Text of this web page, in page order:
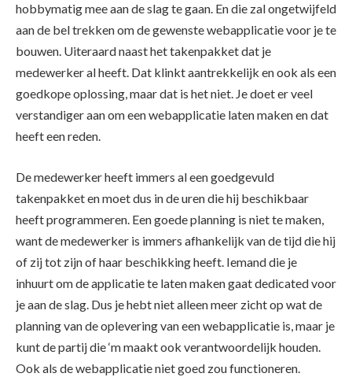
hobbymatig mee aan de slag te gaan. En die zal ongetwijfeld
aan de bel trekken om de gewenste webapplicatie voor je te
bouwen. Uiteraard naast het takenpakket dat je
medewerker al heeft. Dat klinkt aantrekkelijk en ook als een
goedkope oplossing, maar dat is het niet. Je doet er veel
verstandiger aan om een webapplicatie laten maken en dat
heeft een reden.
De medewerker heeft immers al een goedgevuld
takenpakket en moet dus in de uren die hij beschikbaar
heeft programmeren. Een goede planning is niet te maken,
want de medewerker is immers afhankelijk van de tijd die hij
of zij tot zijn of haar beschikking heeft. Iemand die je
inhuurt om de applicatie te laten maken gaat dedicated voor
je aan de slag. Dus je hebt niet alleen meer zicht op wat de
planning van de oplevering van een webapplicatie is, maar je
kunt de partij die ‘m maakt ook verantwoordelijk houden.
Ook als de webapplicatie niet goed zou functioneren.